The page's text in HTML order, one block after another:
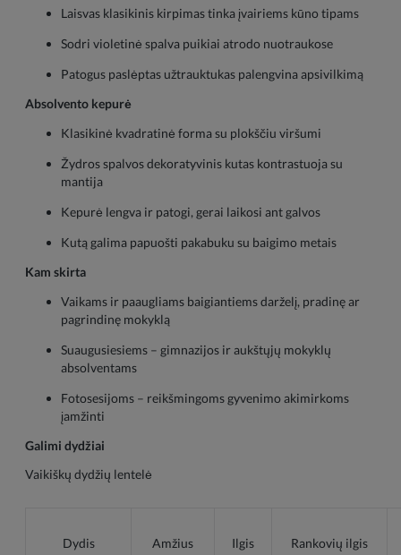
Laisvas klasikinis kirpimas tinka įvairiems kūno tipams
Sodri violetinė spalva puikiai atrodo nuotraukose
Patogus paslėptas užtrauktukas palengvina apsivilkimą
Absolvento kepurė
Klasikinė kvadratinė forma su plokščiu viršumi
Žydros spalvos dekoratyvinis kutas kontrastuoja su
mantija
Kepurė lengva ir patogi, gerai laikosi ant galvos
Kutą galima papuošti pakabuku su baigimo metais
Kam skirta
Vaikams ir paaugliams baigiantiems darželį, pradinę ar
pagrindinę mokyklą
Suaugusiesiems – gimnazijos ir aukštųjų mokyklų
absolventams
Fotosesijoms – reikšmingoms gyvenimo akimirkoms
įamžinti
Galimi dydžiai
Vaikiškų dydžių lentelė
Dydis Amžius Ilgis Rankovių ilgis